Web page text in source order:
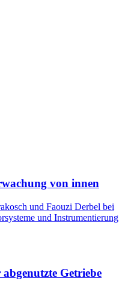
von innen
und Faouzi Derbel bei
und Instrumentierung
Getriebe